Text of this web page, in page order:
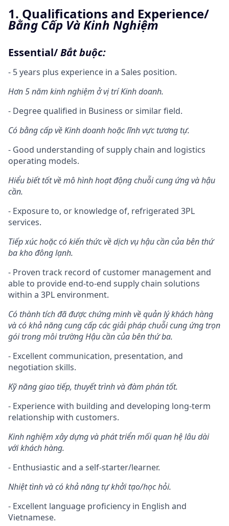
1. Qualifications and Experience/
Bằng Cấp Và Kinh Nghiệm
Essential/Bắt buộc:
- 5 years plus experience in a Sales position.
Hơn 5 năm kinh nghiệm ở vị trí Kinh doanh.
- Degree qualified in Business or similar field.
Có bằng cấp về Kinh doanh hoặc lĩnh vực tương tự.
- Good understanding of supply chain and logistics
operating models.
Hiểu biết tốt về mô hình hoạt động chuỗi cung ứng và hậu
cần.
- Exposure to, or knowledge of, refrigerated 3PL
services.
Tiếp xúc hoặc có kiến ​​thức về dịch vụ hậu cần của bên thứ
ba kho đông lạnh.
- Proven track record of customer management and
able to provide end-to-end supply chain solutions
within a 3PL environment.
Có thành tích đã được chứng minh về quản lý khách hàng
và có khả năng cung cấp các giải pháp chuỗi cung ứng trọn
gói trong môi trường Hậu cần của bên thứ ba.
- Excellent communication, presentation, and
negotiation skills.
Kỹ năng giao tiếp, thuyết trình và đàm phán tốt.
- Experience with building and developing long-term
relationship with customers.
Kinh nghiệm xây dựng và phát triển mối quan hệ lâu dài
với khách hàng.
- Enthusiastic and a self-starter/learner.
Nhiệt tình và có khả năng tự khởi tạo/học hỏi.
- Excellent language proficiency in English and
Vietnamese.